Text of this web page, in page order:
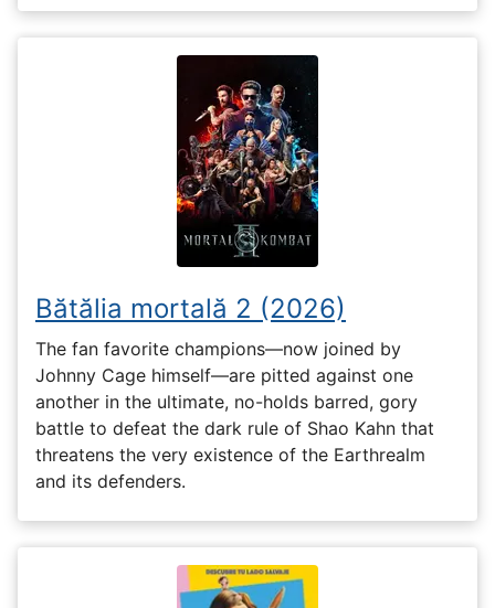
Bătălia mortală 2 (2026)
The fan favorite champions—now joined by
Johnny Cage himself—are pitted against one
another in the ultimate, no-holds barred, gory
battle to defeat the dark rule of Shao Kahn that
threatens the very existence of the Earthrealm
and its defenders.